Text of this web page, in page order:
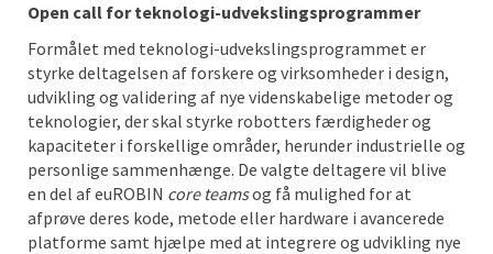
Open call for teknologi-udvekslingsprogrammer
Formålet med teknologi-udvekslingsprogrammet er
styrke deltagelsen af forskere og virksomheder i design,
udvikling og validering af nye videnskabelige metoder og
teknologier, der skal styrke robotters færdigheder og
kapaciteter i forskellige områder, herunder industrielle og
personlige sammenhænge. De valgte deltagere vil blive
en del af euROBIN core teamsog få mulighed for at
afprøve deres kode, metode eller hardware i avancerede
platforme samt hjælpe med at integrere og udvikling nye